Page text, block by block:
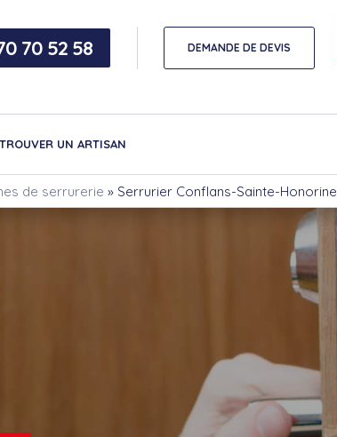
70 52 58 DEMANDE DE DEVIS
TROUVER UN ARTISAN
de serrurerie » Serrurier Conflans-Sainte-Honorine